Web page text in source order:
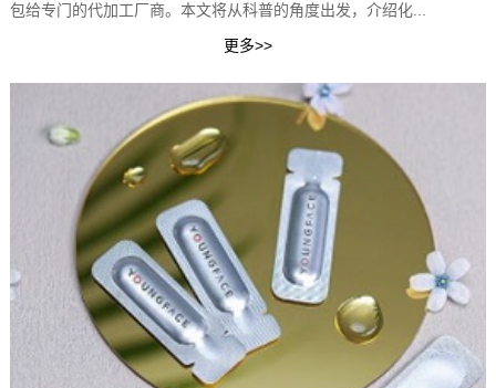
包给专门的代加工厂商。本文将从科普的角度出发，介绍化...